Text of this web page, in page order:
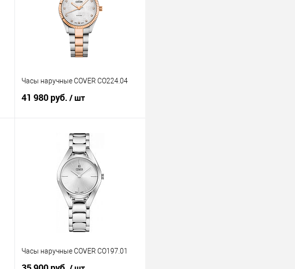
Часы наручные COVER CO224.04
41 980 руб. / шт
В корзину
Купить в 1 клик
К сравнению
В избранное
В наличии
Часы наручные COVER CO197.01